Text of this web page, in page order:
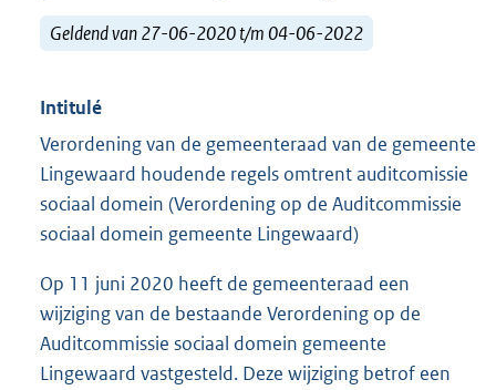
Geldend van 27-06-2020 t/m 04-06-2022
Intitulé
Verordening van de gemeenteraad van de gemeente
Lingewaard houdende regels omtrent auditcomissie
sociaal domein (Verordening op de Auditcommissie
sociaal domein gemeente Lingewaard)
Op 11 juni 2020 heeft de gemeenteraad een
wijziging van de bestaande Verordening op de
Auditcommissie sociaal domein gemeente
Lingewaard vastgesteld. Deze wijziging betrof een